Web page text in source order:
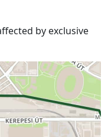
by exclusive